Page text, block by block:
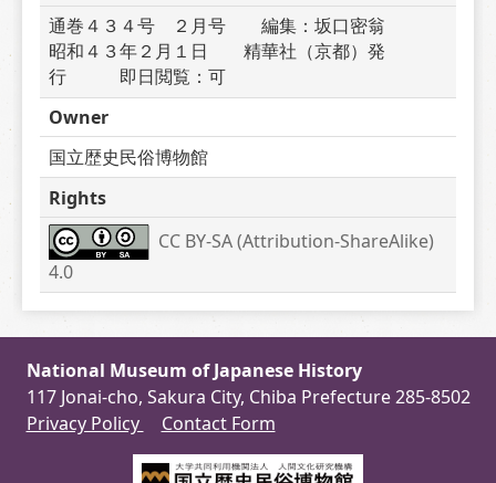
通巻４３４号　２月号　　編集：坂口密翁
昭和４３年２月１日　　精華社（京都）発
行　　　即日閲覧：可
Owner
国立歴史民俗博物館
Rights
CC BY-SA (Attribution-ShareAlike)
4.0
National Museum of Japanese History
117 Jonai-cho, Sakura City, Chiba Prefecture 285-8502
Privacy Policy
Contact Form